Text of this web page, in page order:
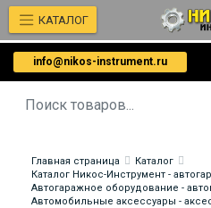
info@nikos-instrument.ru
КАТАЛОГ
Главная страница
Каталог
Каталог Никос-Инструмент -
Автогаражное оборудование -
Автомобильные аксессуары -